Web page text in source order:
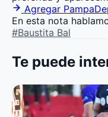
Agregar
En esta nota
#Baustita Bal
Te puede